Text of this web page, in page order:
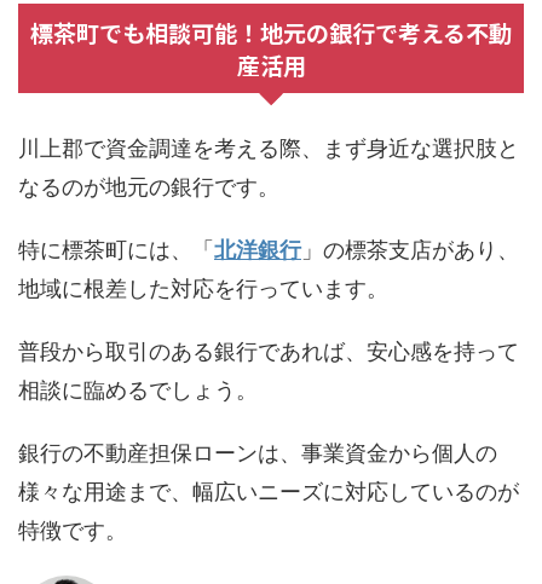
標茶町でも相談可能！地元の銀行で考える不動
産活用
川上郡で資金調達を考える際、まず身近な選択肢と
なるのが地元の銀行です。
特に標茶町には、「 北洋銀行」の標茶支店があり、
地域に根差した対応を行っています。
普段から取引のある銀行であれば、安心感を持って
相談に臨めるでしょう。
銀行の不動産担保ローンは、事業資金から個人の
様々な用途まで、幅広いニーズに対応しているのが
特徴です。